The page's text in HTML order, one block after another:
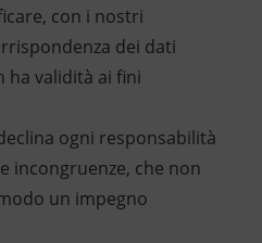
con i nostri
dei dati
ha validità ai fini
ogni responsabilità
incongruenze, che non
un impegno